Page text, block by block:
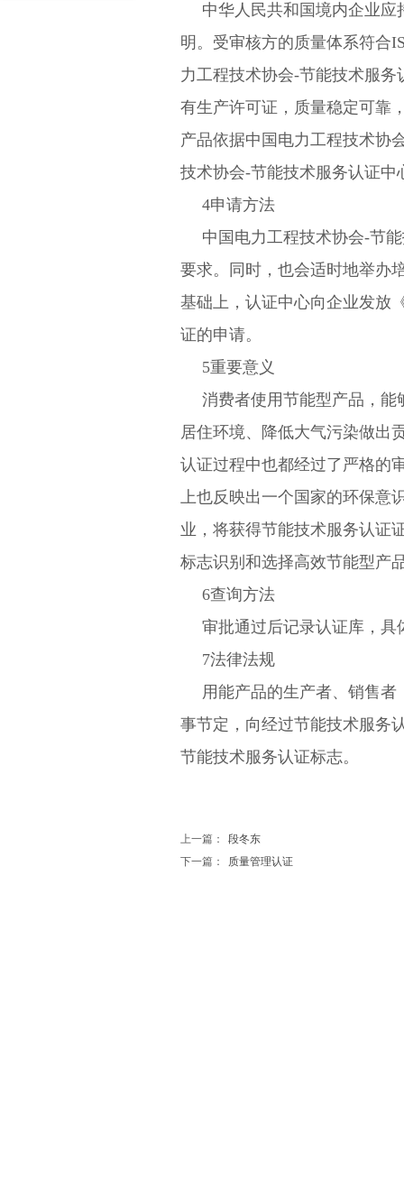
中华人民共和国境内企业
明。受审核方的质量体系符合
力工程技术协会-节能技术服
有生产许可证，质量稳定可靠
产品依据中国电力工程技术协
技术协会-节能技术服务认证
4申请方法
中国电力工程技术协会-节
要求。同时，也会适时地举办
基础上，认证中心向企业发放
证的申请。
5重要意义
消费者使用节能型产品，
居住环境、降低大气污染做出
认证过程中也都经过了严格的
上也反映出一个国家的环保意
业，将获得节能技术服务认证
标志识别和选择高效节能型产
6查询方法
审批通过后记录认证库，
7法律法规
用能产品的生产者、销售
事节定，向经过节能技术服务
节能技术服务认证标志。
上一篇：
段冬东
下一篇：
质量管理认证